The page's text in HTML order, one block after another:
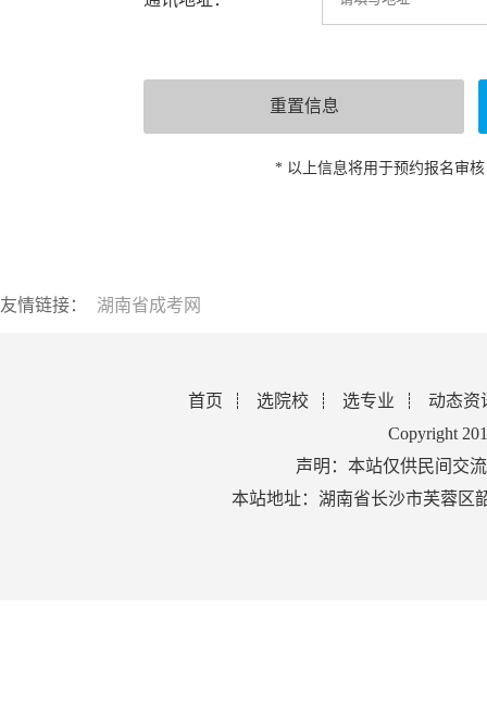
* 以上信息将用于预约报名审
友情链接： 湖南省成考网
首页 选院校 选专业
动态资
Copyright
声明：本站仅供民间交
本站地址：湖南省长沙市芙蓉区